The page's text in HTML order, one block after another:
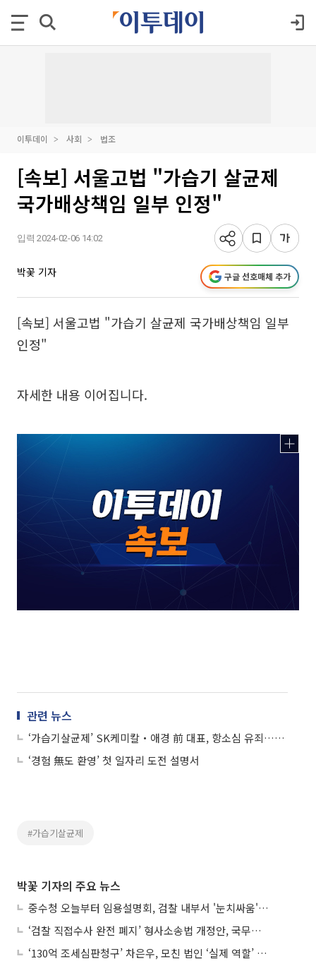
이투데이 사회 법조
[속보] 서울고법 "가습기 살균제
국가배상책임 일부 인정"
입력 2024-02-06 14:02
박꽃 기자 구글 선호매체 추가
[속보] 서울고법 "가습기 살균제 국가배상책임 일부
인정"
자세한 내용 이어집니다.
관련 뉴스
‘가습기살균제’ SK케미칼‧애경 前 대표, 항소심 유죄…1심 무죄 뒤집혀
‘경험 無도 환영’ 첫 일자리 도전 설명서
#가습기살균제
박꽃 기자의 주요 뉴스
중수청 오늘부터 임용설명회, 검찰 내부서 '눈치싸움' 기류변화도
‘검찰 직접수사 완전 폐지’ 형사소송법 개정안, 국무회의 통과
‘130억 조세심판청구’ 차은우, 모친 법인 ‘실제 역할’ 다툴 듯